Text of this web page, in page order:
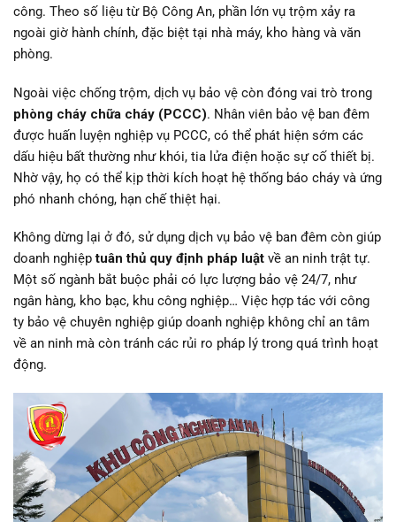
công. Theo số liệu từ Bộ Công An, phần lớn vụ trộm xảy ra
ngoài giờ hành chính, đặc biệt tại nhà máy, kho hàng và văn
phòng.
Ngoài việc chống trộm, dịch vụ bảo vệ còn đóng vai trò trong
phòng cháy chữa cháy (PCCC). Nhân viên bảo vệ ban đêm
được huấn luyện nghiệp vụ PCCC, có thể phát hiện sớm các
dấu hiệu bất thường như khói, tia lửa điện hoặc sự cố thiết bị.
Nhờ vậy, họ có thể kịp thời kích hoạt hệ thống báo cháy và ứng
phó nhanh chóng, hạn chế thiệt hại.
Không dừng lại ở đó, sử dụng dịch vụ bảo vệ ban đêm còn giúp
doanh nghiệptuân thủ quy định pháp luật về an ninh trật tự.
Một số ngành bắt buộc phải có lực lượng bảo vệ 24/7, như
ngân hàng, kho bạc, khu công nghiệp… Việc hợp tác với công
ty bảo vệ chuyên nghiệp giúp doanh nghiệp không chỉ an tâm
về an ninh mà còn tránh các rủi ro pháp lý trong quá trình hoạt
động.